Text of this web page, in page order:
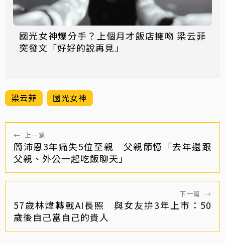
國光女神爆分手？上個月才飯店擁吻 梁云菲
突發文「好好的說再見」
梁云菲 國光女神
← 上一篇
簡沛恩3年痛失5位至親 父親節憶「去年還跟
父親、外公一起吃飯聊天」
下一篇 →
57歲林煒轉戰AI長照 與女友拚3年上市：50
歲後自己當自己的貴人